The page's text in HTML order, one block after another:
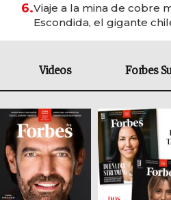
6.Viaje a la mina de cobre
Escondida, el gigante
Videos Forbes